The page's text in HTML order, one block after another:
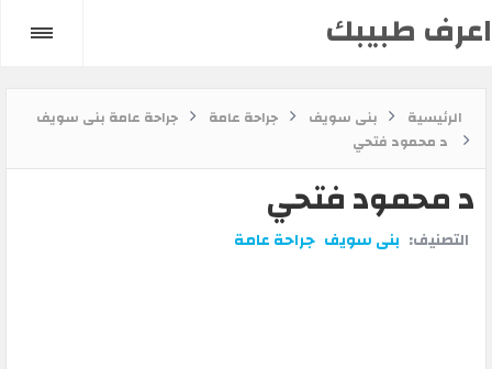
اعرف طبيبك
الرئيسية بنى سويف جراحة عامة
جراحة عامة بنى سويف
د محمود فتحي
د محمود فتحي
التصنيف: بنى سويف جراحة عامة